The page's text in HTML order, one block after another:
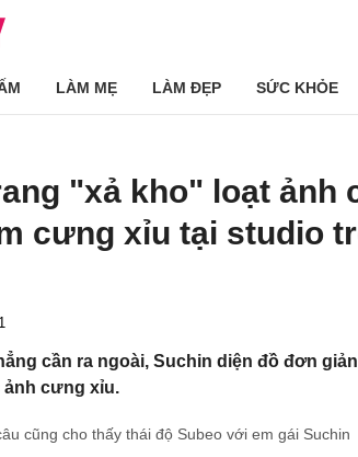
LÀM MẸ LÀM ĐẸP SỨC KHỎE
"xả kho" loạt ảnh
cưng xỉu tại studio
cần ra ngoài, Suchin diện đồ đơn
cưng xỉu.
cũng cho thấy thái độ Subeo với em gái Suchin